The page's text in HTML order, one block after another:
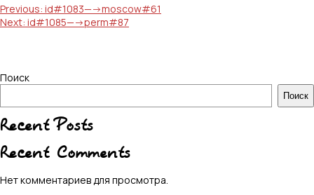
Навигация
по
Previous: id#1083—->moscow#61
Next: id#1085—->perm#87
Поиск
Поиск
Recent Posts
Recent Comments
Нет комментариев для просмотра.